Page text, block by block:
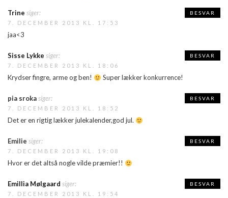
Trine siger:
7. DECEMBER 2013 KL. 17:53
jaa<3
BESVAR
Sisse Lykke siger:
7. DECEMBER 2013 KL. 18:06
Krydser fingre, arme og ben! Super lækker konkurrence!
BESVAR
pia srokasiger:
7. DECEMBER 2013 KL. 18:52
Det er en rigtig lækker julekalender,god jul.
BESVAR
Emilie siger:
7. DECEMBER 2013 KL. 19:08
Hvor er det altså nogle vilde præmier!!
BESVAR
Emillia Mølgaard siger:
7. DECEMBER 2013 KL. 19:54
BESVAR